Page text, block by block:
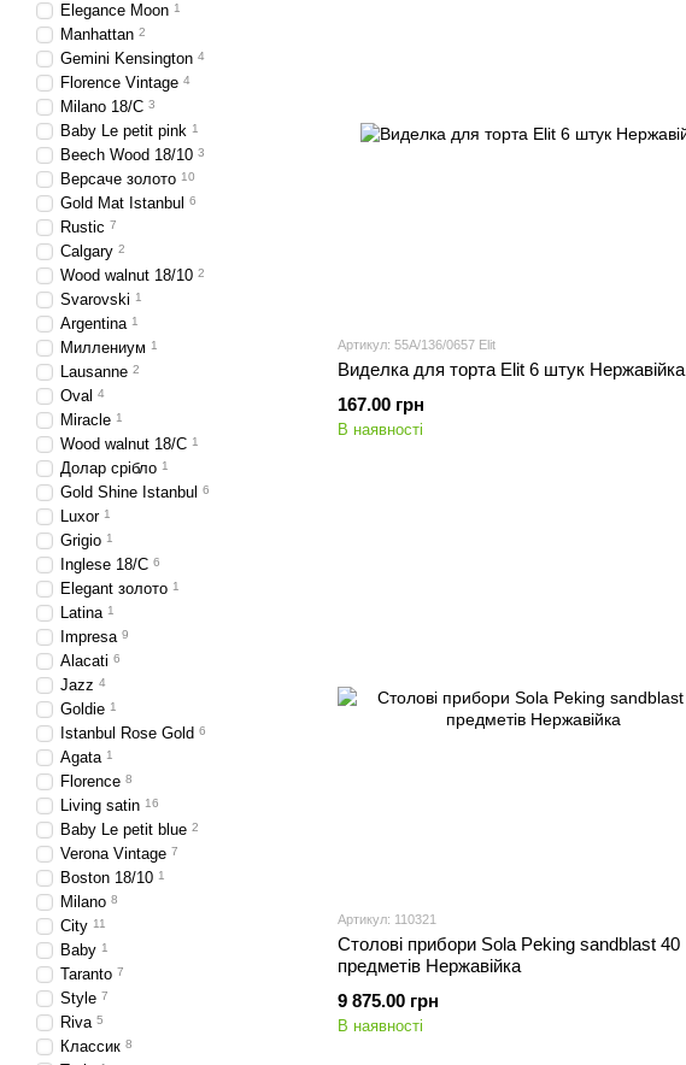
Артикул: 55A/136/0657 Elit
Виделка для торта Elit 6 штук Нержавійка
167.00 грн
В наявності
Артикул: 110321
Столові прибори Sola Peking sandblast 40
предметів Нержавійка
9 875.00 грн
В наявності
Elegance Moon 1
Manhattan 2
Gemini Kensington 4
Florence Vintage 4
Milano 18/C 3
Baby Le petit pink 1
Beech Wood 18/10 3
Версаче золото 10
Gold Mat Istanbul 6
Rustic 7
Calgary 2
Wood walnut 18/10 2
Svarovski 1
Argentina 1
Миллениум 1
Lausanne 2
Oval 4
Miracle 1
Wood walnut 18/C 1
Долар срібло 1
Gold Shine Istanbul 6
Luxor 1
Grigio 1
Inglese 18/C 6
Elegant золото 1
Latina 1
Impresa 9
Alacati 6
Jazz 4
Goldie 1
Istanbul Rose Gold 6
Agata 1
Florence 8
Living satin 16
Baby Le petit blue 2
Verona Vintage 7
Boston 18/10 1
Milano 8
City 11
Baby 1
Taranto 7
Style 7
Riva 5
Классик 8